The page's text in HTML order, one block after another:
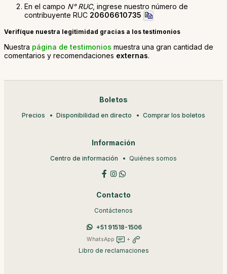
En el campo N° RUC, ingrese nuestro número de
contribuyente RUC 20606610735
Verifíque nuestra legitimidad gracias a los testimonios
Nuestra página de testimonios muestra una gran cantidad de
comentarios y recomendaciones externas.
Boletos
Precios Disponibilidad en directo Comprar los boletos
Información
Centro de información Quiénes somos
Contacto
Contáctenos
+51 91518-1506
WhatsApp +
Libro de reclamaciones